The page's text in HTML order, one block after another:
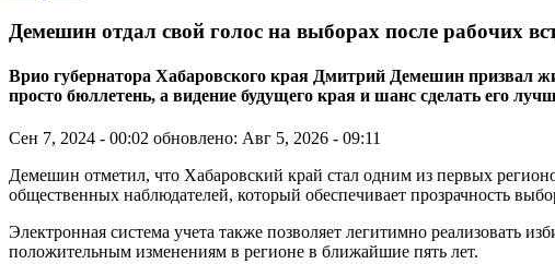
Демешин отдал свой голос на выборах после рабочих
Врио губернатора Хабаровского края Дмитрий Демешин призвал
просто бюллетень, а видение будущего края и шанс сделать его
Сен 7, 2024 - 00:02 обновлено: Авг 5, 2026 - 09:11
Демешин отметил, что Хабаровский край стал одним из первых
общественных наблюдателей, который обеспечивает прозрачность
Электронная система учета также позволяет легитимно реализовать
положительным изменениям в регионе в ближайшие пять лет.